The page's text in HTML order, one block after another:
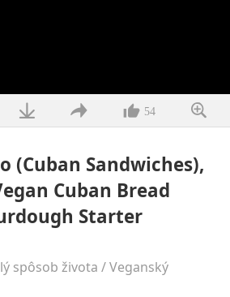
54
(Cuban Sandwiches),
Cuban Bread
Starter
spôsob života /Veganský